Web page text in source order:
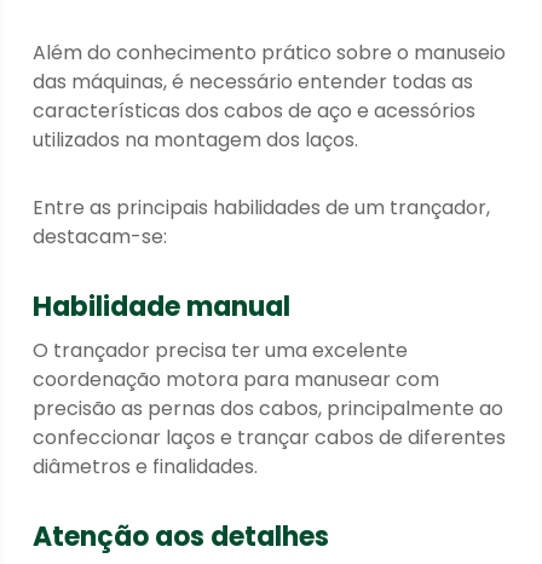
Além do conhecimento prático sobre o manuseio
das máquinas, é necessário entender todas as
características dos cabos de açoe acessórios
utilizados na montagem dos laços.
Entre as principais habilidades de um trançador,
destacam-se:
Habilidade manual
O trançador precisa ter uma excelente
coordenação motora para manusear com
precisão as pernas dos cabos, principalmente ao
confeccionar laços e trançar cabos de diferentes
diâmetros e finalidades.
Atenção aos detalhes